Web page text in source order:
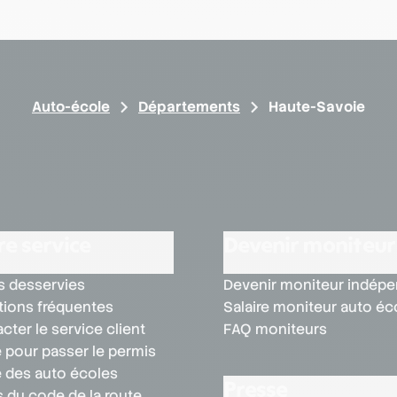
Auto-école Départements Haute-Savoie
desservies
fréquentes
le service client
pour passer le permis
des auto écoles
Devenir moniteur
Salaire moniteur auto
FAQ moniteurs